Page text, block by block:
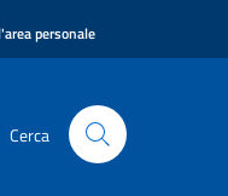
personale
Cerca